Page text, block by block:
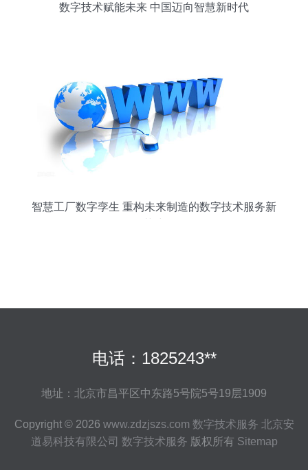
数字技术赋能未来 中国迈向智慧新时代
智慧工厂数字孪生 重构未来制造的数字技术服务新
电话：1825243**
地址：北京市昌平区中东路5号院5号19层1909
Copyright © 2026 www.zdzjszs.com 数字技术服务 北京安
道易科技有限公司 数字技术服务 版权所有 Sitemap